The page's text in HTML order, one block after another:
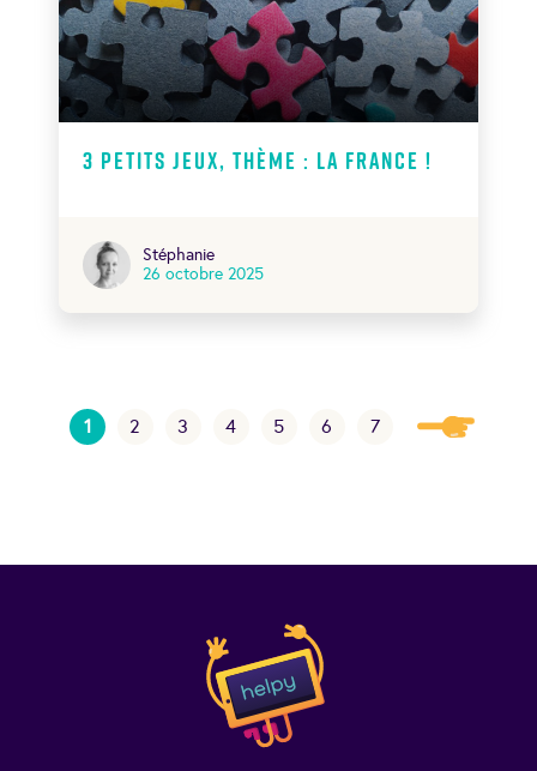
3 petits jeux, thème : la France !
Stéphanie
26 octobre 2025
1 2 3 4 5 6 7